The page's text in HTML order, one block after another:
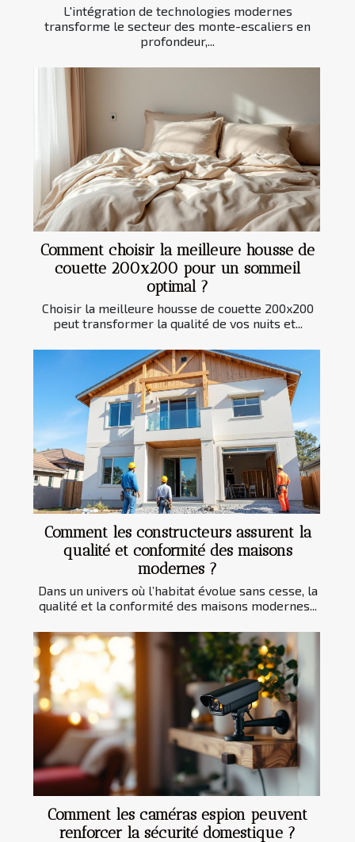
L'intégration de technologies modernes
transforme le secteur des monte-escaliers en
profondeur,...
Comment choisir la meilleure housse de
couette 200x200 pour un sommeil
optimal ?
Choisir la meilleure housse de couette 200x200
peut transformer la qualité de vos nuits et...
Comment les constructeurs assurent la
qualité et conformité des maisons
modernes ?
Dans un univers où l’habitat évolue sans cesse, la
qualité et la conformité des maisons modernes...
Comment les caméras espion peuvent
renforcer la sécurité domestique ?